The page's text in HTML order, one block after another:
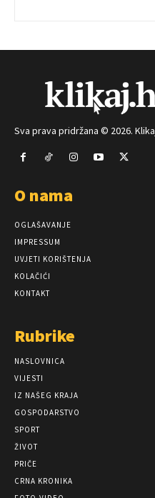
Sva prava pridržana © 2026.
O nama
OGLAŠAVANJE
IMPRESSUM
UVJETI KORIŠTENJA
KOLAČIĆI
KONTAKT
Rubrike
NASLOVNICA
VIJESTI
IZ NAŠEG KRAJA
GOSPODARSTVO
SPORT
ŽIVOT
PRIČE
CRNA KRONIKA